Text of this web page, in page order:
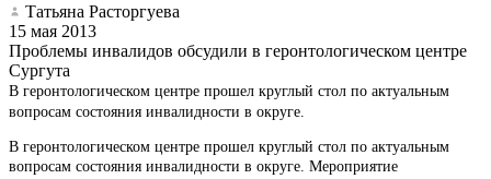
Татьяна Расторгуева
15 мая 2013
Проблемы инвалидов обсудили в геронтологическом центре
Сургута
В геронтологическом центре прошел круглый стол по актуальным
вопросам состояния инвалидности в округе.
В геронтологическом центре прошел круглый стол по актуальным
вопросам состояния инвалидности в округе. Мероприятие